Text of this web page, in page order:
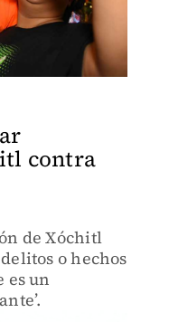
contra
de Xóchitl
o hechos
es un